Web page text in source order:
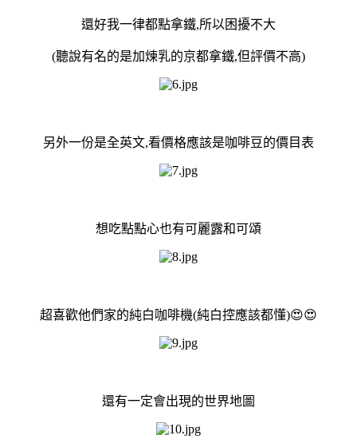
還好我一律都點拿鐵,所以困擾不大
(聽說有名的是加煉乳的京都拿鐵,但評價不高)
另外一份是全英文,看價格應該是咖啡豆的價目表
想吃點點心也有可麗露和可頌
超喜歡他們家的純白咖啡機(純白控應該都懂)😍😍
還有一定會出現的世界地圖